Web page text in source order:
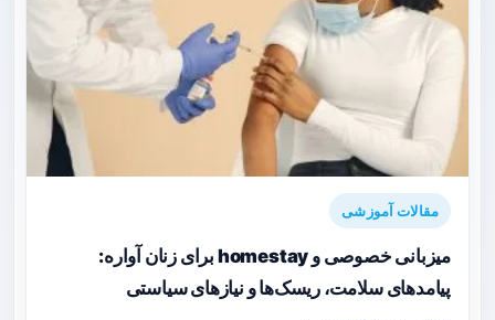
مقالات آموزشی
میزبانی خصوصی و homestay برای زنان آواره:
پیامدهای سلامت، ریسک‌ها و نیازهای سیاستی